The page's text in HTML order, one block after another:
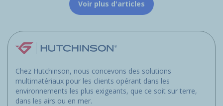
Voir plus d'articles
Chez Hutchinson, nous concevons des solutions
multimatériaux pour les clients opérant dans les
environnements les plus exigeants, que ce soit sur terre,
dans les airs ou en mer.